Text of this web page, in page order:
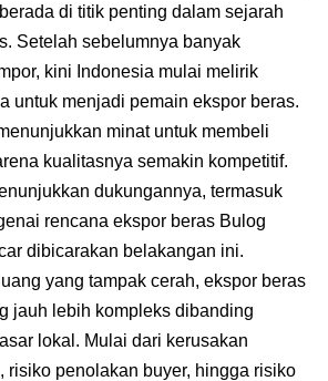
di titik penting dalam sejarah
Setelah sebelumnya banyak
kini Indonesia mulai melirik
untuk menjadi pemain ekspor beras.
minat untuk membeli
kualitasnya semakin kompetitif.
dukungannya, termasuk
rencana ekspor beras Bulog
dibicarakan belakangan ini.
yang tampak cerah, ekspor beras
jauh lebih kompleks dibanding
lokal. Mulai dari kerusakan
risiko penolakan buyer, hingga risiko